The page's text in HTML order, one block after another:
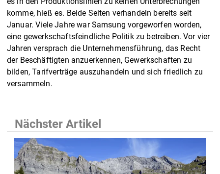
komme, hieß es. Beide Seiten verhandeln bereits seit
Januar. Viele Jahre war Samsung vorgeworfen worden,
eine gewerkschaftsfeindliche Politik zu betreiben. Vor vier
Jahren versprach die Unternehmensführung, das Recht
der Beschäftigten anzuerkennen, Gewerkschaften zu
bilden, Tarifverträge auszuhandeln und sich friedlich zu
versammeln.
Nächster Artikel